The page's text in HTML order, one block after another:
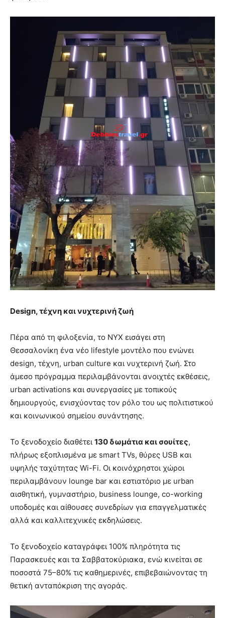
Design, τέχνη και νυχτερινή ζωή
Πέρα από τη φιλοξενία, το NYX εισάγει στη
Θεσσαλονίκη ένα νέο lifestyle μοντέλο που ενώνει
design, τέχνη, urban culture και νυχτερινή ζωή. Στο
άμεσο πρόγραμμα περιλαμβάνονται ανοιχτές εκθέσεις,
urban activations και συνεργασίες με τοπικούς
δημιουργούς, ενισχύοντας τον ρόλο του ως πολιτιστικού
και κοινωνικού σημείου συνάντησης.
Το ξενοδοχείο διαθέτει 130 δωμάτια και σουίτες,
πλήρως εξοπλισμένα με smart TVs, θύρες USB και
υψηλής ταχύτητας Wi-Fi. Οι κοινόχρηστοι χώροι
περιλαμβάνουν lounge bar και εστιατόριο με urban
αισθητική, γυμναστήριο, business lounge, co-working
υποδομές και αίθουσες συνεδρίων για επαγγελματικές
αλλά και καλλιτεχνικές εκδηλώσεις.
Το ξενοδοχείο καταγράφει 100% πληρότητα τις
Παρασκευές και τα Σαββατοκύριακα, ενώ κινείται σε
ποσοστά 75–80% τις καθημερινές, επιβεβαιώνοντας τη
θετική ανταπόκριση της αγοράς.